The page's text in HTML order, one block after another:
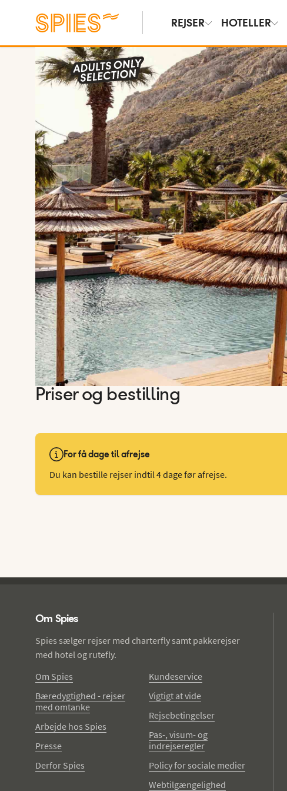
REJSER HOTELLER
Vis billeder
Priser og bestilling
For få dage til afrejse
Du kan bestille rejser indtil 4 dage før afrejse.
Om Spies
Spies sælger rejser med charterfly samt pakkerejser
med hotel og rutefly.
Om Spies
Bæredygtighed - rejser
med omtanke
Arbejde hos Spies
Presse
Derfor Spies
Kundeservice
Vigtigt at vide
Rejsebetingelser
Pas-, visum- og
indrejseregler
Policy for sociale medier
Webtilgængelighed